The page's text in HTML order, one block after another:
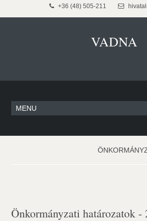
+36 (48) 505-211
VADNA
Önkormányzati határozatok -